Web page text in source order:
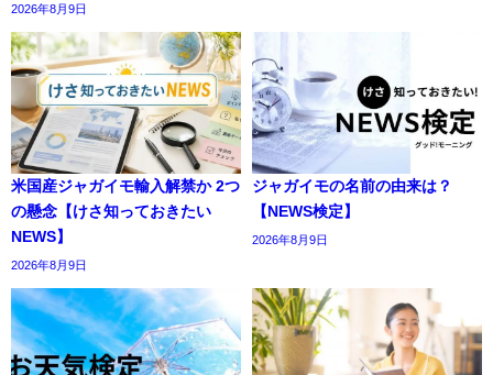
2026年8月9日
米国産ジャガイモ輸入解禁か 2つ
の懸念【けさ知っておきたい
NEWS】
2026年8月9日
ジャガイモの名前の由来は？
【NEWS検定】
2026年8月9日